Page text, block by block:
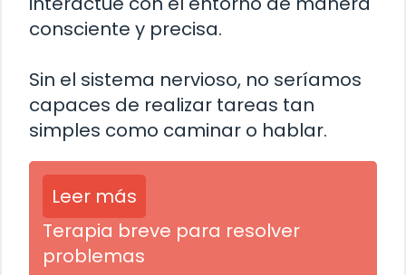
consciente y precisa.
Sin el sistema nervioso, no seríamos
capaces de realizar tareas tan
simples como caminar o hablar.
Leer más
Terapia breve para resolver
problemas